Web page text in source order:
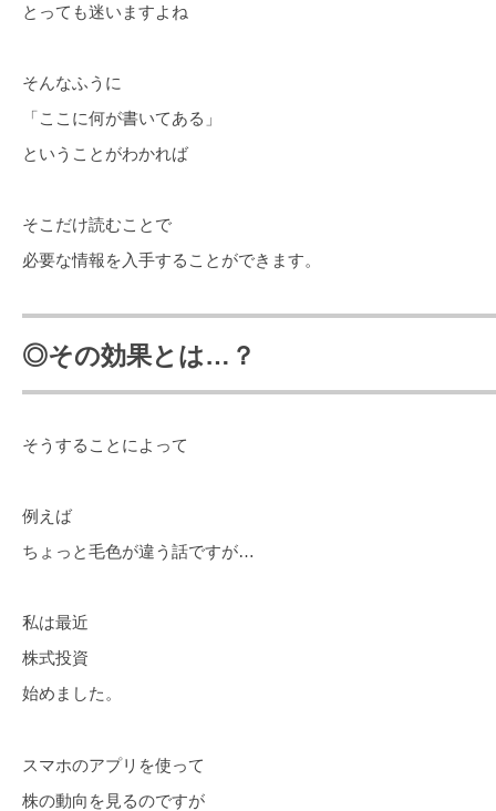
とっても迷いますよね
そんなふうに
「ここに何が書いてある」
ということがわかれば
そこだけ読むことで
必要な情報を入手することができます。
◎その効果とは…？
そうすることによって
例えば
ちょっと毛色が違う話ですが…
私は最近
株式投資
始めました。
スマホのアプリを使って
株の動向を見るのですが